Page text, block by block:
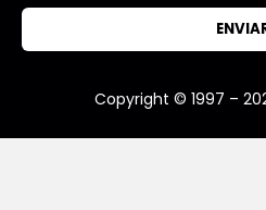
Copyright © 1997 –